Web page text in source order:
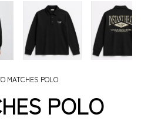
MATCHES POLO
POLO